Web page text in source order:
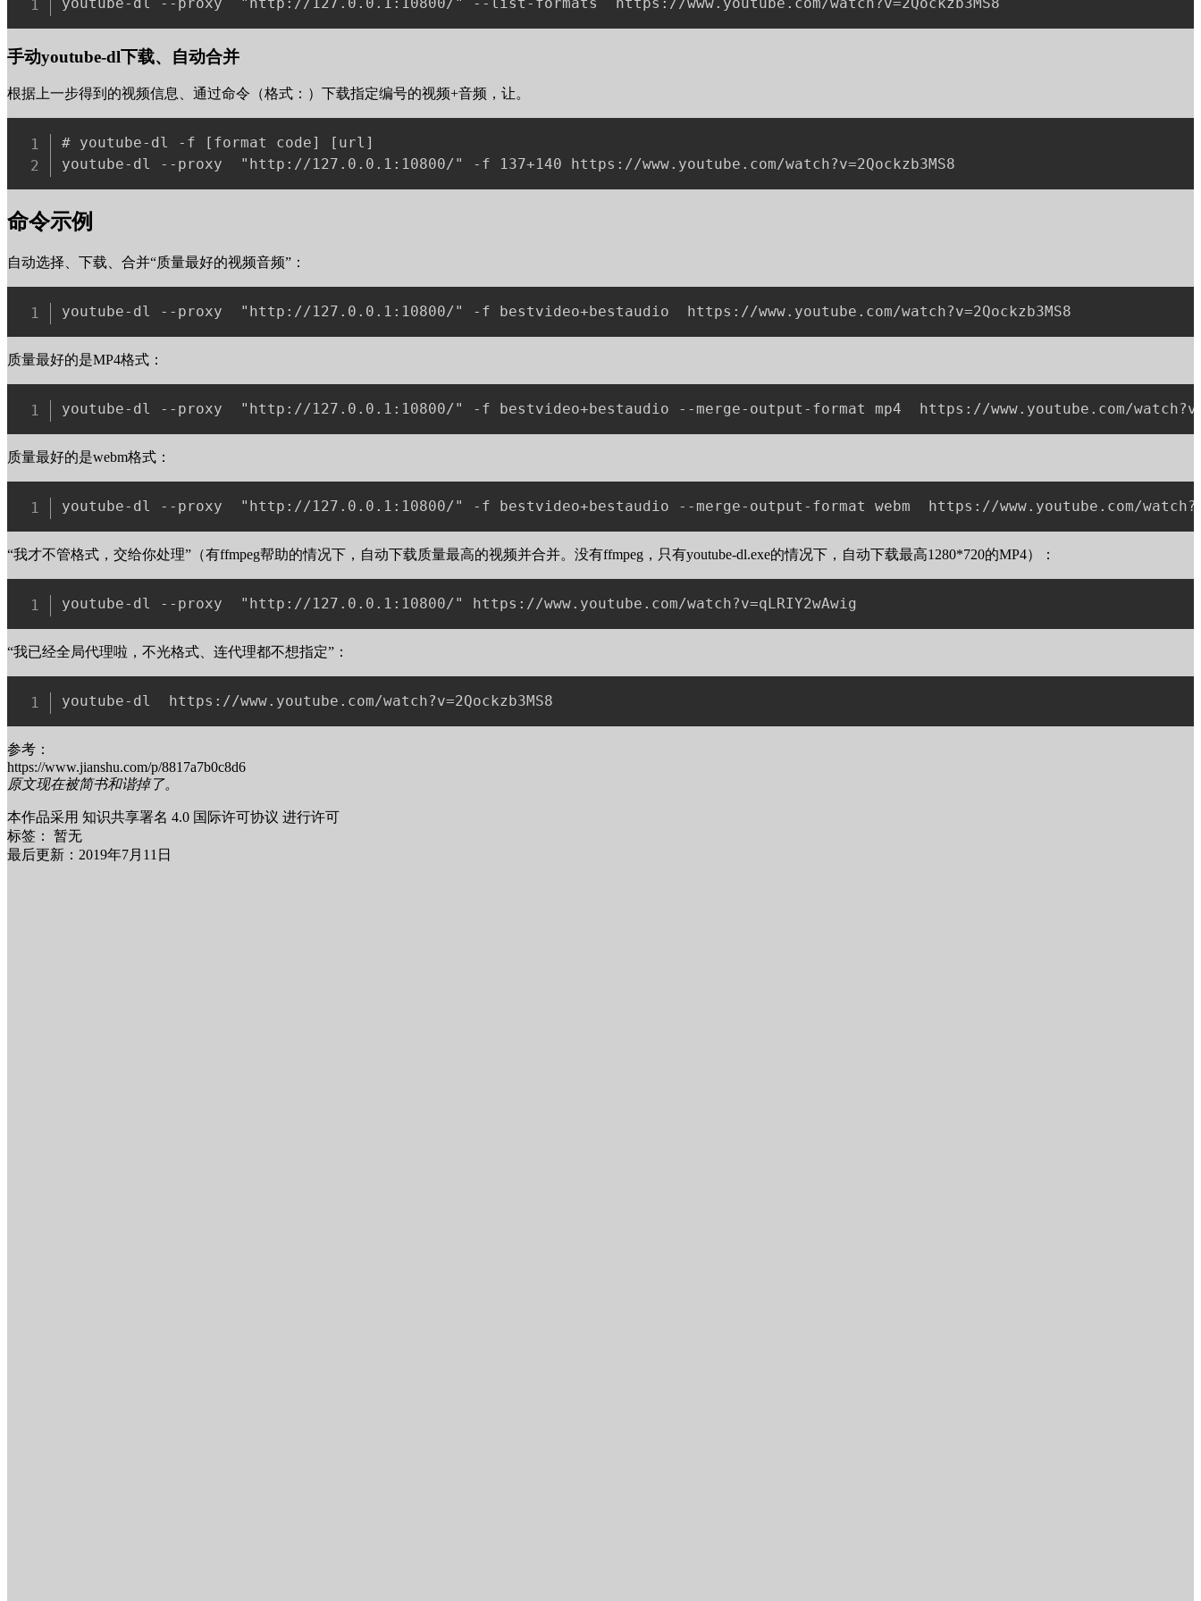
手动youtube-dl下载、自动合并
根据上一步得到的视频信息、通过命令（格式：）下载指定编号的视频+音频，让。
# youtube-dl -f [format code] [url]
命令示例
自动选择、下载、合并“质量最好的视频音频”：
质量最好的是MP4格式：
质量最好的是webm格式：
“我才不管格式，交给你处理”（有ffmpeg帮助的情况下，自动下载质量最高的视频并合并。没有ffmpeg，只有youtube-dl.exe的情况下，自动下载最高1280*720的MP4）：
“我已经全局代理啦，不光格式、连代理都不想指定”：
参考：
https://www.jianshu.com/p/8817a7b0c8d6
原文现在被简书和谐掉了。
本作品采用 知识共享署名 4.0 国际许可协议 进行许可
标签：
暂无
最后更新：2019年7月11日